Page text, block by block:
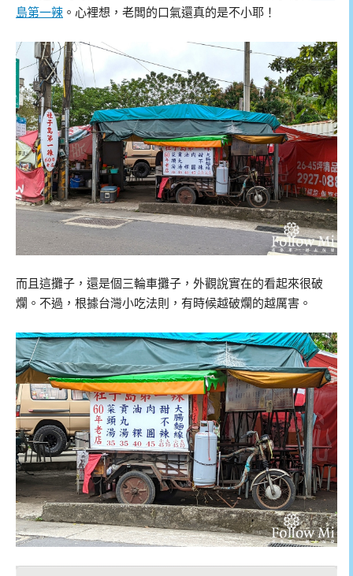
島第一辣 。心裡想，老闆的口氣還真的是不小耶！
而且這攤子，還是個三輪車攤子，外觀說實在的看起來很破
爛。不過，根據台灣小吃法則，有時候越破爛的越厲害。